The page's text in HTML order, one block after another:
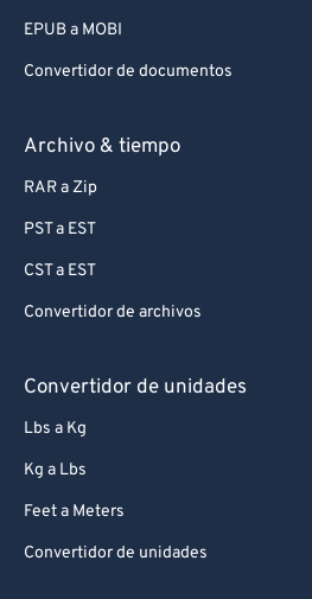
EPUB a MOBI
Convertidor de documentos
Archivo & tiempo
RAR a Zip
PST a EST
CST a EST
Convertidor de archivos
Convertidor de unidades
Lbs a Kg
Kg a Lbs
Feet a Meters
Convertidor de unidades